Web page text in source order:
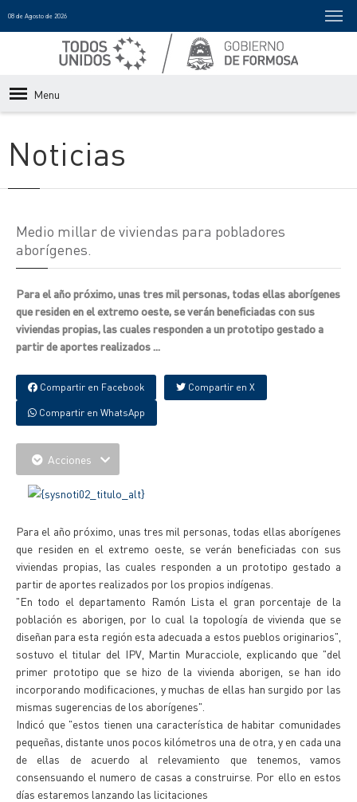
08 de Agosto de 2026
Menu
Noticias
Medio millar de viviendas para pobladores
aborígenes.
Para el año próximo, unas tres mil personas, todas ellas aborígenes
que residen en el extremo oeste, se verán beneficiadas con sus
viviendas propias, las cuales responden a un prototipo gestado a
partir de aportes realizados ...
Compartir en Facebook Compartir en X
Compartir en WhatsApp
Acciones
Para el año próximo, unas tres mil personas, todas ellas aborígenes
que residen en el extremo oeste, se verán beneficiadas con sus
viviendas propias, las cuales responden a un prototipo gestado a
partir de aportes realizados por los propios indígenas.
"En todo el departamento Ramón Lista el gran porcentaje de la
población es aborigen, por lo cual la topología de vivienda que se
diseñan para esta región esta adecuada a estos pueblos originarios",
sostuvo el titular del IPV, Martin Muracciole, explicando que "del
primer prototipo que se hizo de la vivienda aborigen, se han ido
incorporando modificaciones, y muchas de ellas han surgido por las
mismas sugerencias de los aborígenes".
Indicó que "estos tienen una característica de habitar comunidades
pequeñas, distante unos pocos kilómetros una de otra, y en cada una
de ellas de acuerdo al relevamiento que tenemos, vamos
consensuando el numero de casas a construirse. Por ello en estos
días estaremos lanzando las licitaciones